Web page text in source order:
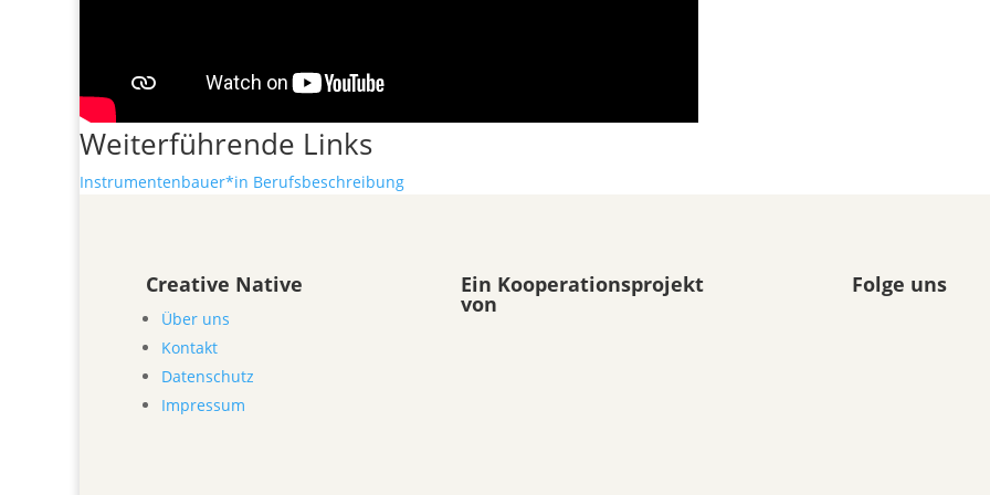
Weiterführende Links
Instrumentenbauer*in Berufsbeschreibung
Creative Native
Über uns
Kontakt
Datenschutz
Impressum
Ein Kooperationsprojekt
von
Folge uns